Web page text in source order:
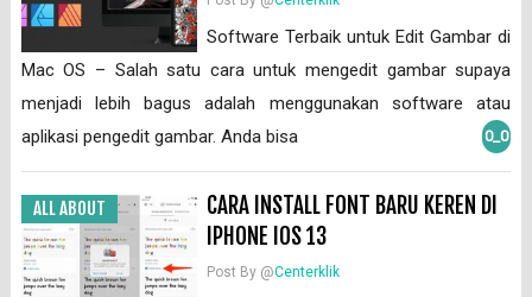
Software Terbaik untuk Edit Gambar di
Mac OS – Salah satu cara untuk mengedit gambar supaya
menjadi lebih bagus adalah menggunakan software atau
aplikasi pengedit gambar. Anda bisa
0_0
ALL ABOUT
CARA INSTALL FONT BARU KEREN DI
IPHONE IOS 13
Post By @Centerklik